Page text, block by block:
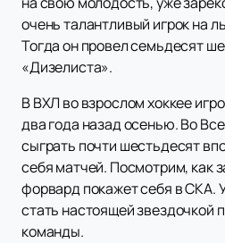
очень талантливый игрок на
Тогда он провел семьдесят
«Дизелиста».
В ВХЛ во взрослом хоккее
два года назад осенью. Во
сыграть почти шестьдесят
себя матчей. Посмотрим, как
форвард покажет себя в СКА.
стать настоящей звездочкой
команды.